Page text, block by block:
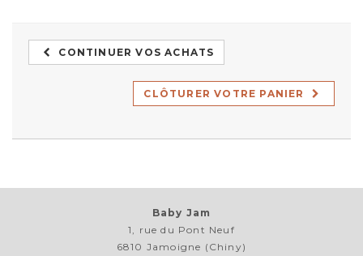
CONTINUER VOS ACHATS
CLÔTURER VOTRE PANIER
Baby Jam
1, rue du Pont Neuf
6810 Jamoigne (Chiny)